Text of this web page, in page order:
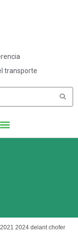
transporte
2024 delant chofer